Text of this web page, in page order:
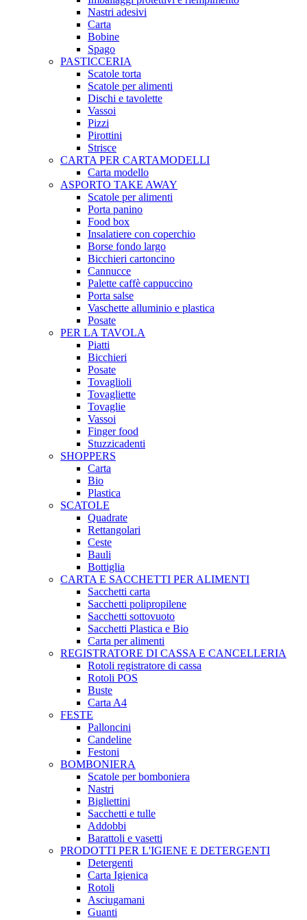
Nastri adesivi
Carta
Bobine
Spago
PASTICCERIA
Scatole torta
Scatole per alimenti
Dischi e tavolette
Vassoi
Pizzi
Pirottini
Strisce
CARTA PER CARTAMODELLI
Carta modello
ASPORTO TAKE AWAY
Scatole per alimenti
Porta panino
Food box
Insalatiere con coperchio
Borse fondo largo
Bicchieri cartoncino
Cannucce
Palette caffè cappuccino
Porta salse
Vaschette alluminio e plastica
Posate
PER LA TAVOLA
Piatti
Bicchieri
Posate
Tovaglioli
Tovagliette
Tovaglie
Vassoi
Finger food
Stuzzicadenti
SHOPPERS
Carta
Bio
Plastica
SCATOLE
Quadrate
Rettangolari
Ceste
Bauli
Bottiglia
CARTA E SACCHETTI PER ALIMENTI
Sacchetti carta
Sacchetti polipropilene
Sacchetti sottovuoto
Sacchetti Plastica e Bio
Carta per alimenti
REGISTRATORE DI CASSA E CANCELLERIA
Rotoli registratore di cassa
Rotoli POS
Buste
Carta A4
FESTE
Palloncini
Candeline
Festoni
BOMBONIERA
Scatole per bomboniera
Nastri
Bigliettini
Sacchetti e tulle
Addobbi
Barattoli e vasetti
PRODOTTI PER L'IGIENE E DETERGENTI
Detergenti
Carta Igienica
Rotoli
Asciugamani
Guanti